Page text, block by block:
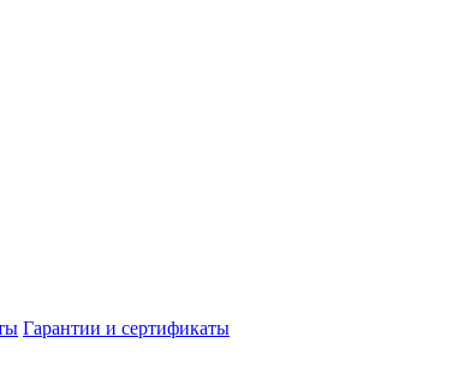
Гарантии и сертификаты